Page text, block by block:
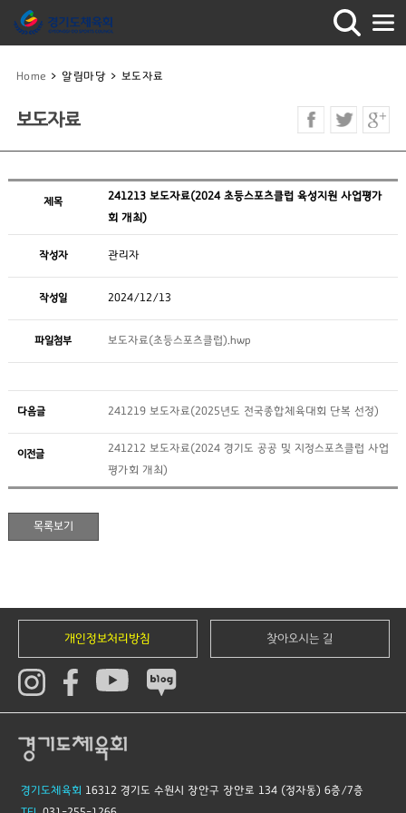
Home > 알림마당 > 보도자료
보도자료
제목
241213 보도자료(2024 초등스포츠클럽 육성지원 사업평가
회 개최)
작성자 관리자
작성일 2024/12/13
파일첨부 보도자료(초등스포츠클럽).hwp
다음글 241219 보도자료(2025년도 전국종합체육대회 단복 선정)
이전글
241212 보도자료(2024 경기도 공공 및 지정스포츠클럽 사업
평가회 개최)
개인정보처리방침 찾아오시는 길
경기도체육회 16312 경기도 수원시 장안구 장안로 134 (정자동) 6층/7층